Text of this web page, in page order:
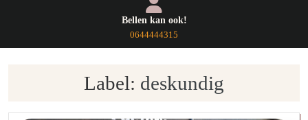
Bellen kan ook!
0644444315
Label: deskundig